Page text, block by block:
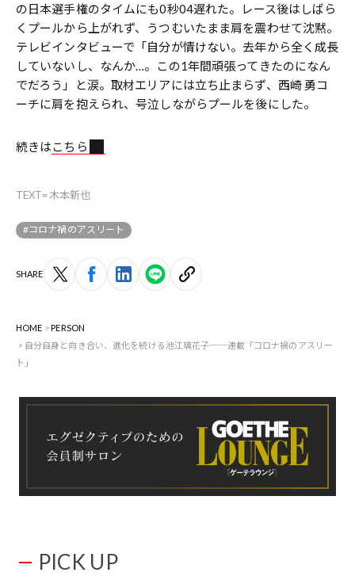
の日本選手権のタイムにも0秒04遅れた。レース後はしばら
くプールから上がれず、うつむいたまま肩を震わせて沈黙。
テレビインタビューで「自分が情けない。去年から全く成長
していないし、なんか…。この1年間頑張ってきたのになん
でだろう」と涙。取材エリアには立ち止まらず、西崎 勇コ
ーチに肩を抱えられ、号泣しながらプールを後にした。
続きはこちら
TEXT=木本新也
#コロナ禍のアスリート
SHARE
HOME
PERSON
自分自身と向き合い、進化を続ける池江璃花子──連載「コロナ禍のアスリー
ト」
PICK UP